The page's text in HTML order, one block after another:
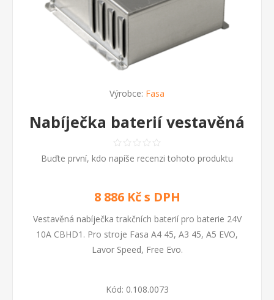
Výrobce: Fasa
Nabíječka baterií vestavěná
Buďte první, kdo napíše recenzi tohoto produktu
8 886 Kč s DPH
Vestavěná nabíječka trakčních baterií pro baterie 24V
10A CBHD1. Pro stroje Fasa A4 45, A3 45, A5 EVO,
Lavor Speed, Free Evo.
Kód: 0.108.0073